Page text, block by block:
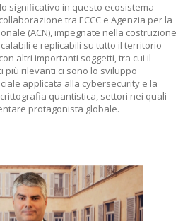
significativo in questo ecosistema
tra ECCC e Agenzia per la
(ACN), impegnate nella costruzione
e replicabili su tutto il territorio
altri importanti soggetti, tra cui il
più rilevanti ci sono lo sviluppo
applicata alla cybersecurity e la
quantistica, settori nei quali
protagonista globale.